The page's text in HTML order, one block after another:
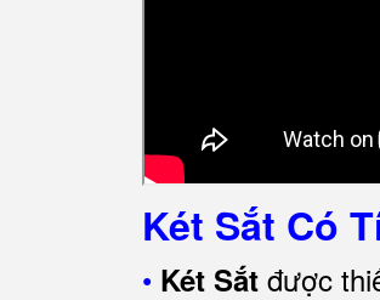
Két Sắt Có
• Két Sắt được